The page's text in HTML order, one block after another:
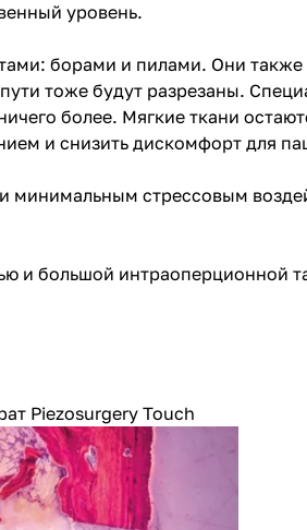
уровень.
борами и пилами. Они также
тоже будут разрезаны.
более. Мягкие ткани
и снизить дискомфорт для
минимальным стрессовым
и большой интраоперционной
Piezosurgery Touch